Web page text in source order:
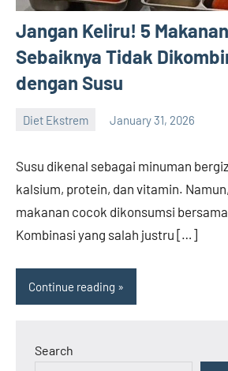
Jangan Keliru! 5
Sebaiknya Tidak
dengan Susu
Diet Ekstrem January 31, 2026
Susu dikenal sebagai minuman
kalsium, protein, dan vitamin.
makanan cocok dikonsumsi
Kombinasi yang salah justru […]
Continue reading
Search